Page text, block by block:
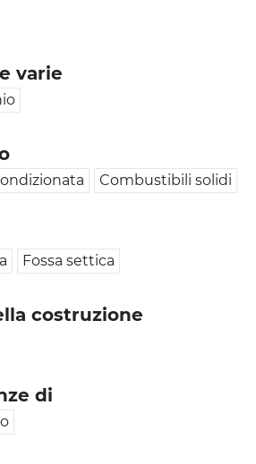
varie
Combustibili solidi
Fossa settica
costruzione
di